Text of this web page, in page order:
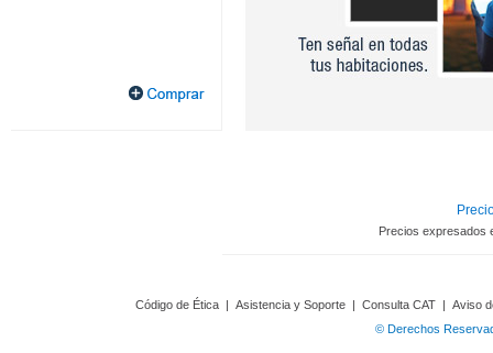
Precios expresados
Código de Ética | Asistencia y Soporte | Consulta CAT | Aviso
© Derechos